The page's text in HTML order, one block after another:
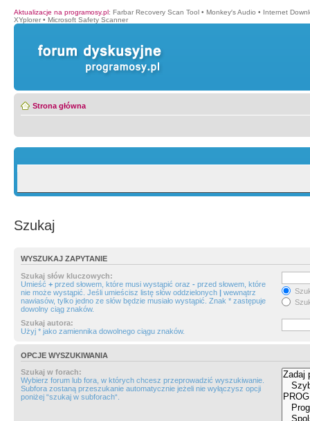
Aktualizacje na programosy.pl: Farbar Recovery Scan Tool • Monkey′s Audio • Internet
XYplorer • Microsoft Safety Scanner
Strona główna
Szukaj
WYSZUKAJ ZAPYTANIE
Szukaj słów kluczowych:
Umieść + przed słowem, które musi wystąpić oraz - przed słowem, które
nie może wystąpić. Jeśli umieścisz listę słów oddzielonych | wewnątrz
nawiasów, tylko jedno ze słów będzie musiało wystąpić. Znak * zastępuje
dowolny ciąg znaków.
Szukaj autora:
Użyj * jako zamiennika dowolnego ciągu znaków.
OPCJE WYSZUKIWANIA
Szukaj w forach:
Wybierz forum lub fora, w których chcesz przeprowadzić wyszukiwanie.
Subfora zostaną przeszukanie automatycznie jeżeli nie wyłączysz opcji
poniżej “szukaj w subforach“.